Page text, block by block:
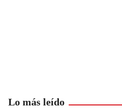
Lo más leído